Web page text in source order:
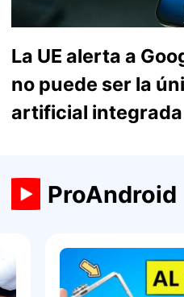
La UE alerta a
no puede ser la
artificial integrada
ProAndroid